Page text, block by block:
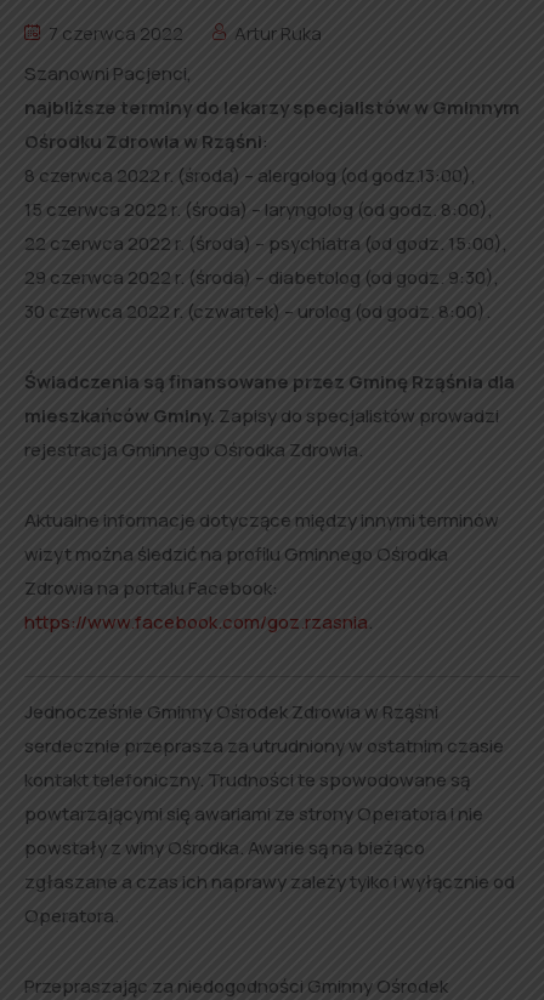
7 czerwca 2022
Artur Ruka
Szanowni Pacjenci,
najbliższe terminy do lekarzy specjalistów w Gminnym
Ośrodku Zdrowia w Rząśni:
8 czerwca 2022 r. (środa) – alergolog (od godz.13:00),
15 czerwca 2022 r. (środa) – laryngolog (od godz. 8:00),
22 czerwca 2022 r. (środa) – psychiatra (od godz. 15:00),
29 czerwca 2022 r. (środa) – diabetolog (od godz. 9:30),
30 czerwca 2022 r. (czwartek) – urolog (od godz. 8:00).
Świadczenia są finansowane przez Gminę Rząśnia dla
mieszkańców Gminy. Zapisy do specjalistów prowadzi
rejestracja Gminnego Ośrodka Zdrowia.
Aktualne informacje dotyczące między innymi terminów
wizyt można śledzić na profilu Gminnego Ośrodka
Zdrowia na portalu Facebook:
https://www.facebook.com/goz.rzasnia.
Jednocześnie Gminny Ośrodek Zdrowia w Rząśni
serdecznie przeprasza za utrudniony w ostatnim czasie
kontakt telefoniczny. Trudności te spowodowane są
powtarzającymi się awariami ze strony Operatora i nie
powstały z winy Ośrodka. Awarie są na bieżąco
zgłaszane a czas ich naprawy zależy tylko i wyłącznie od
Operatora.
Przepraszając za niedogodności Gminny Ośrodek